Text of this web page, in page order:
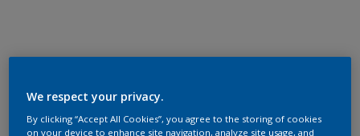
We respect your privacy.
By clicking “Accept All Cookies”, you agree to the storing of cookies
on your device to enhance site navigation, analyze site usage, and